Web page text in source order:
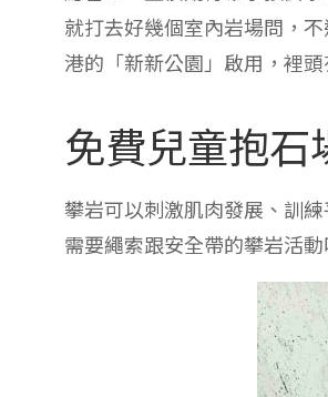
就打去好幾個室內岩場問，
港的「新新公園」啟用，裡
免費兒童抱石
攀岩可以刺激肌肉發展、訓
需要繩索跟安全帶的攀岩活